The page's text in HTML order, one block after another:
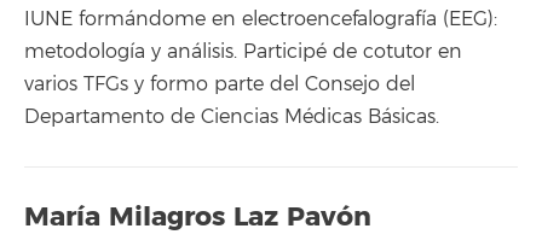
IUNE formándome en electroencefalografía (EEG):
metodología y análisis. Participé de cotutor en
varios TFGs y formo parte del Consejo del
Departamento de Ciencias Médicas Básicas.
María Milagros Laz Pavón